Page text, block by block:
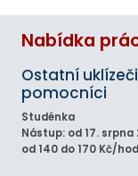
Nabídka
Ostatní
pomocníci
Studénka
Nástup: od 17. srpna
od 140 do 170 Kč/